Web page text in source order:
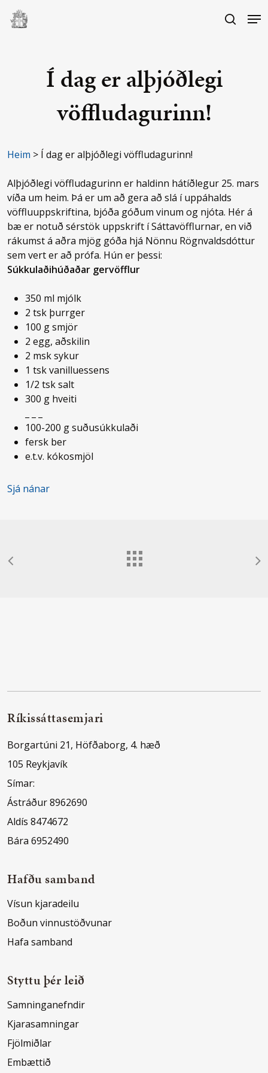
Skip
search
Í dag er alþjóðlegi
vöffludagurinn!
Heim > Í dag er alþjóðlegi vöffludagurinn!
Alþjóðlegi vöffludagurinn er haldinn hátíðlegur 25. mars
víða um heim. Þá er um að gera að slá í uppáhalds
vöffluuppskriftina, bjóða góðum vinum og njóta. Hér á
bæ er notuð sérstök uppskrift í Sáttavöfflurnar, en við
rákumst á aðra mjög góða hjá Nönnu Rögnvaldsdóttur
sem vert er að prófa. Hún er þessi:
Súkkulaðihúðaðar gervöfflur
350 ml mjólk
2 tsk þurrger
100 g smjör
2 egg, aðskilin
2 msk sykur
1 tsk vanilluessens
1/2 tsk salt
300 g hveiti
100-200 g suðusúkkulaði
fersk ber
e.t.v. kókosmjöl
Sjá nánar
Ríkissáttasemjari
Borgartúni 21, Höfðaborg, 4. hæð
105 Reykjavík
Símar:
Ástráður 8962690
Aldís 8474672
Bára 6952490
Hafðu samband
Vísun kjaradeilu
Boðun vinnustöðvunar
Hafa samband
Styttu þér leið
Samninganefndir
Kjarasamningar
Fjölmiðlar
Embættið